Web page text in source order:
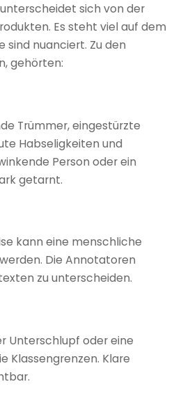
sich von der
Es steht viel auf dem
sind nuanciert. Zu den
gehörten:
Trümmer, eingestürzte
Habseligkeiten und
Person oder ein
getarnt.
kann eine menschliche
Die Annotatoren
zu unterscheiden.
Unterschlupf oder eine
Klassengrenzen. Klare